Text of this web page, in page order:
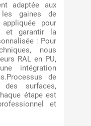
adaptée aux
gaines de
pour
et garantir la
: Pour
nous
RAL en PU,
intégration
de
surfaces,
étape est
et